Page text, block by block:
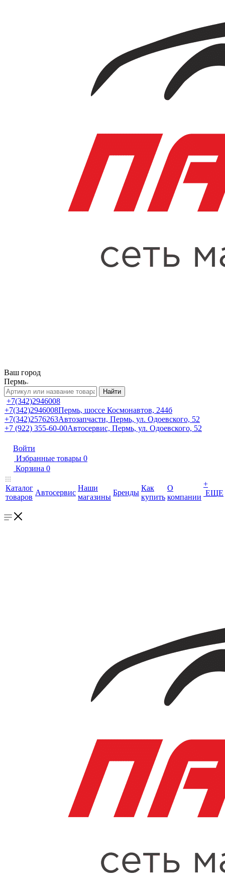
Ваш город
Пермь
Найти
+7(342)2946008
+7(342)2946008Пермь, шоссе Космонавтов, 244б
+7(342)2576263Автозапчасти, Пермь, ул. Одоевского, 52
+7 (922) 355-60-00Автосервис, Пермь, ул. Одоевского, 52
Войти
Избранные товары 0
Корзина 0
Каталог
товаров
Автосервис
Наши
магазины
Бренды
Как
купить
О
компании
+
ЕЩЕ